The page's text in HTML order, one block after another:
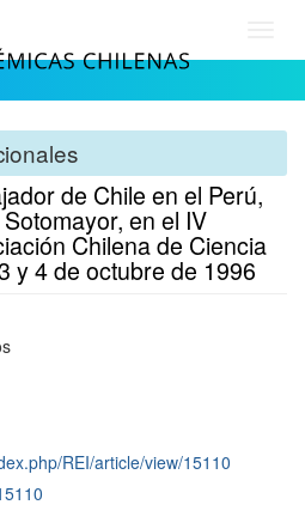
de Chile en el Perú,
en el IV
Chilena de Ciencia
y 4 de octubre de 1996
REI/article/view/15110